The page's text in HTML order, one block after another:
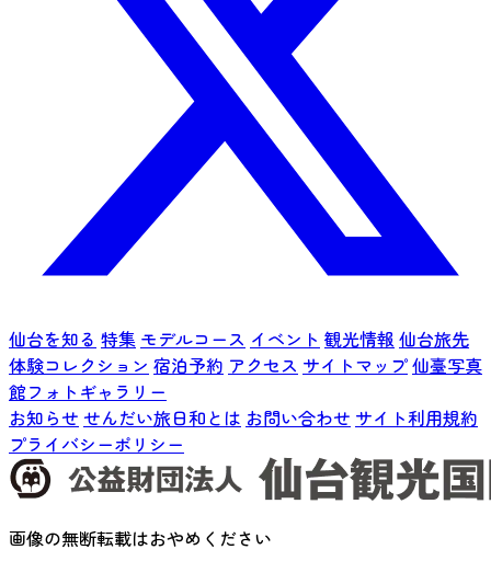
仙台を知る 特集 モデルコース イベント 観光情報 仙台旅先
体験コレクション 宿泊予約 アクセス サイトマップ仙臺写真
館フォトギャラリー
お知らせ せんだい旅日和とは お問い合わせ サイト利用規約
プライバシーポリシー
画像の無断転載はおやめください